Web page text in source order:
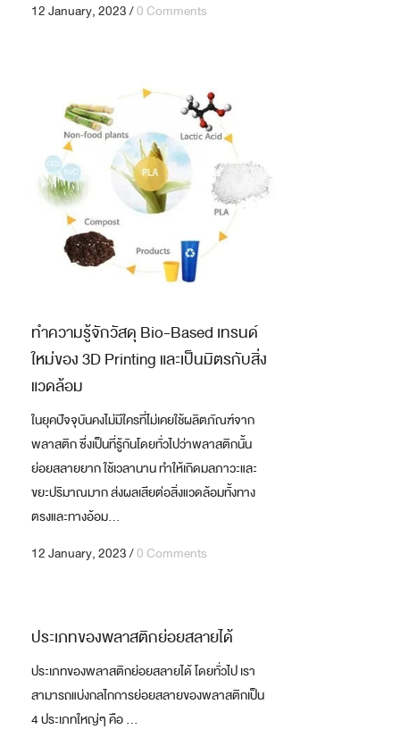
12 January, 2023/0 Comments
ทำความรู้จักวัสดุ Bio-Based เทรนด์
ใหม่ของ 3D Printing และเป็นมิตรกับสิ่ง
แวดล้อม
ในยุคปัจจุบันคงไม่มีใครที่ไม่เคยใช้ผลิตภัณฑ์จาก
พลาสติก ซึ่งเป็นที่รู้กันโดยทั่วไปว่าพลาสติกนั้น
ย่อยสลายยาก ใช้เวลานาน ทำให้เกิดมลภาวะและ
ขยะปริมาณมาก ส่งผลเสียต่อสิ่งแวดล้อมทั้งทาง
ตรงและทางอ้อม...
12 January, 2023/0 Comments
ประเภทของพลาสติกย่อยสลายได้
ประเภทของพลาสติกย่อยสลายได้ โดยทั่วไป เรา
สามารถแบ่งกลไกการย่อยสลายของพลาสติกเป็น
4 ประเภทใหญ่ๆ คือ ...